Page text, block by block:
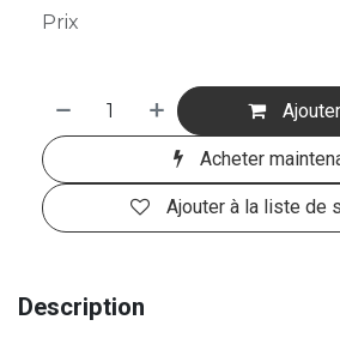
Acheter
Ajouter à la liste de
Prix
Description